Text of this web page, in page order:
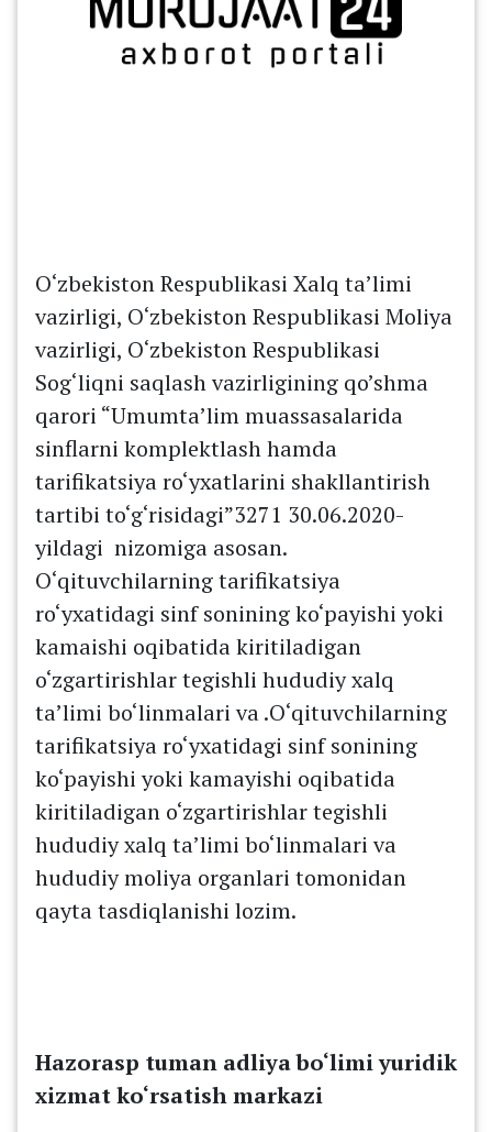
O‘zbekiston Respublikasi Xalq ta’limi
vazirligi, O‘zbekiston Respublikasi Moliya
vazirligi, O‘zbekiston Respublikasi
Sog‘liqni saqlash vazirligining qo’shma
qarori “Umumta’lim muassasalarida
sinflarni komplektlash hamda
tarifikatsiya ro‘yxatlarini shakllantirish
tartibi to‘g‘risidagi”3271 30.06.2020-
yildagi nizomiga asosan.
O‘qituvchilarning tarifikatsiya
ro‘yxatidagi sinf sonining ko‘payishi yoki
kamaishi oqibatida kiritiladigan
o‘zgartirishlar tegishli hududiy xalq
ta’limi bo‘linmalari va .O‘qituvchilarning
tarifikatsiya ro‘yxatidagi sinf sonining
ko‘payishi yoki kamayishi oqibatida
kiritiladigan o‘zgartirishlar tegishli
hududiy xalq ta’limi bo‘linmalari va
hududiy moliya organlari tomonidan
qayta tasdiqlanishi lozim.
Hazorasp tuman adliya bo‘limi yuridik
xizmat ko‘rsatish markazi